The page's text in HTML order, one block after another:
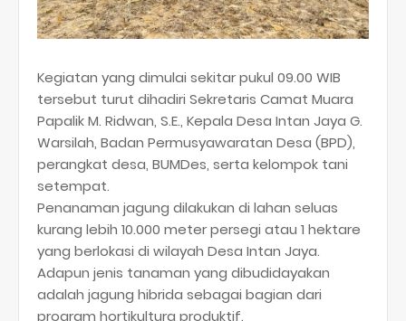
Kegiatan yang dimulai sekitar pukul 09.00 WIB
tersebut turut dihadiri Sekretaris Camat Muara
Papalik M. Ridwan, S.E., Kepala Desa Intan Jaya G.
Warsilah, Badan Permusyawaratan Desa (BPD),
perangkat desa, BUMDes, serta kelompok tani
setempat.
Penanaman jagung dilakukan di lahan seluas
kurang lebih 10.000 meter persegi atau 1 hektare
yang berlokasi di wilayah Desa Intan Jaya.
Adapun jenis tanaman yang dibudidayakan
adalah jagung hibrida sebagai bagian dari
program hortikultura produktif.